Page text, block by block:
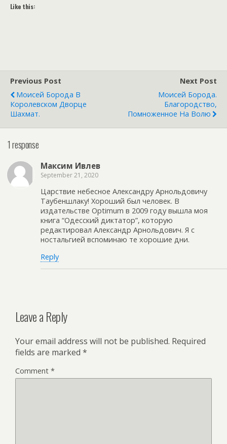
Like this:
Previous Post
Моисей Борода В
Королевском Дворце
Шахмат.
Next Post
Моисей Борода.
Благородство,
Помноженное На Волю
1 response
Максим Ивлев
September 21, 2020
Царствие небесное Александру Арнольдовичу
Таубеншлаку! Хороший был человек. В
издательстве Optimum в 2009 году вышла моя
книга “Одесский диктатор”, которую
редактировал Александр Арнольдович. Я с
ностальгией вспоминаю те хорошие дни.
Reply
Leave a Reply
Your email address will not be published. Required
fields are marked *
Comment *